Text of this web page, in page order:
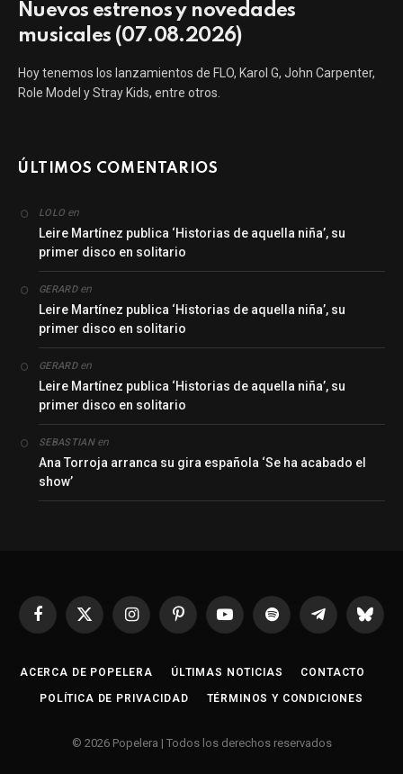
Nuevos estrenos y novedades
musicales (07.08.2026)
Hoy tenemos los lanzamientos de FLO, Karol G, John Carpenter,
Role Model y Stray Kids, entre otros.
ÚLTIMOS COMENTARIOS
LOLO en
Leire Martínez publica ‘Historias de aquella niña’, su
primer disco en solitario
GERARDen
Leire Martínez publica ‘Historias de aquella niña’, su
primer disco en solitario
GERARDen
Leire Martínez publica ‘Historias de aquella niña’, su
primer disco en solitario
SEBASTIANen
Ana Torroja arranca su gira española ‘Se ha acabado el
show’
Facebook
X
InstagramPinterestYouTubeSpotify Telegrama
ACERCA DE POPELERA ÚLTIMAS NOTICIAS CONTACTO
POLÍTICA DE PRIVACIDAD TÉRMINOS Y CONDICIONES
© 2026 Popelera | Todos los derechos reservados